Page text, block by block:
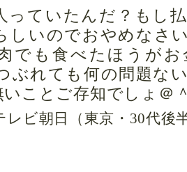
っていたんだ？もし
しいのでおやめなさ
でも食べたほうが
ぶれても何の問題な
ことご存知でしょ＠
レビ朝日（東京・30代後